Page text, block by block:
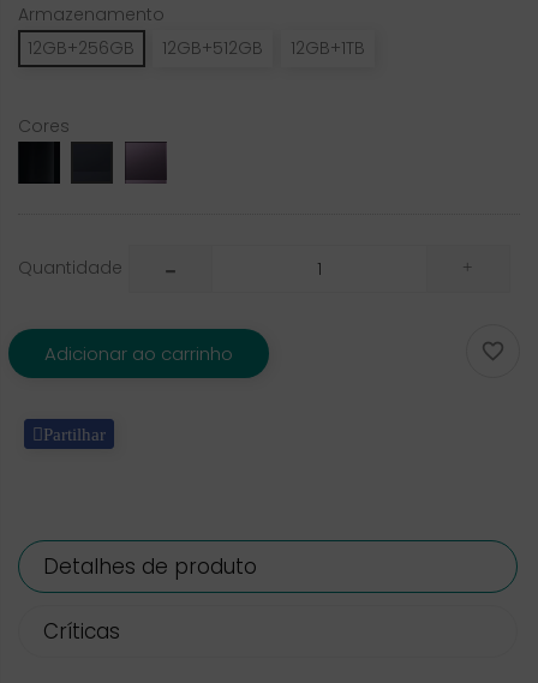
Armazenamento
12GB+256GB
12GB+512GB 12GB+1TB
Cores
Blue
Violet
Quantidade
Adicionar ao carrinho
Partilhar

Detalhes de produto
Críticas